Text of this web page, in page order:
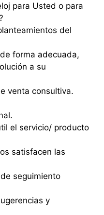
para Usted o para
del
forma adecuada,
a su
venta consultiva.
el servicio/ producto
satisfacen las
seguimiento
y